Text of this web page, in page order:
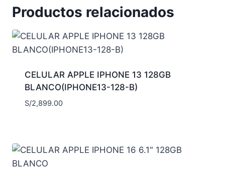
Productos relacionados
CELULAR APPLE IPHONE 13 128GB
BLANCO(IPHONE13-128-B)
S/2,899.00